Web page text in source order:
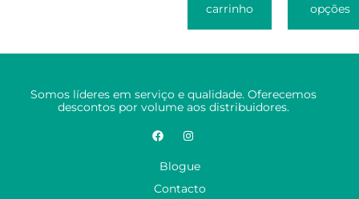
carrinho
opções
Somos líderes em serviço e qualidade. Oferecemos
descontos por volume aos distribuidores.
Blogue
Contacto